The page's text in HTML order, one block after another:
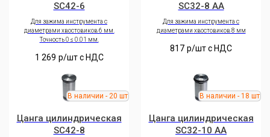
SC42-6
Для зажима инструмента с
диаметрами хвостовиков 6 мм.
Точность 0 ≤ 0.01 мм.
1 269 р/шт c НДС
SC32-8 AA
Для зажима инструмента с
диаметрами хвостовиков 8 мм
817 р/шт c НДС
Цанга цилиндрическая
SC42-8
Цанга цилиндрическая
SC32-10 AA